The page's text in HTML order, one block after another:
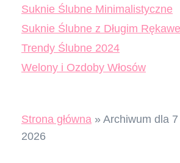
Suknie Ślubne Minimalistyczne
Suknie Ślubne z Długim
Trendy Ślubne 2024
Welony i Ozdoby Włosów
Strona główna » Archiwum dla
2026